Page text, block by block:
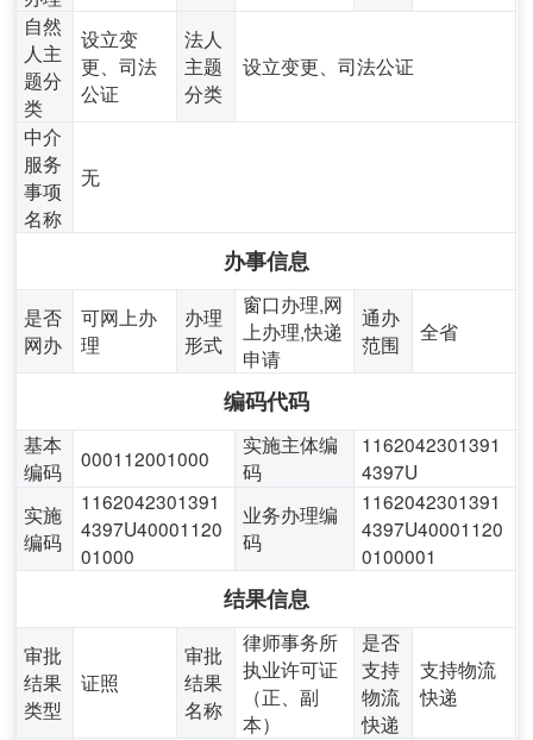
自然
人主
题分
类
设立变
更、司法
公证
法人
主题
分类
设立变更、司法公证
中介
服务
事项
名称
无
办事信息
是否
网办
可网上办
理
办理
形式
窗口办理,网
上办理,快递
申请
通办
范围
全省
编码代码
基本
编码
000112001000
实施主体编
码
1162042301391
4397U
实施
编码
1162042301391
4397U40001120
01000
业务办理编
码
1162042301391
4397U40001120
0100001
结果信息
审批
结果
类型
证照
审批
结果
名称
律师事务所
执业许可证
（正、副
本）
是否
支持
物流
快递
支持物流
快递